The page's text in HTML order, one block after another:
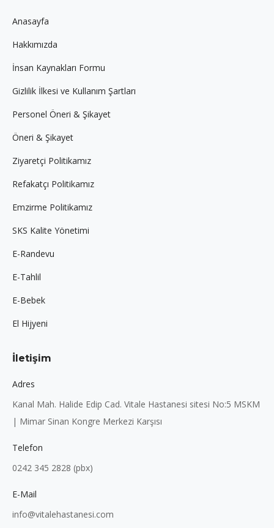
new
window
new
window
Anasayfa
Hakkımızda
İnsan Kaynakları Formu
Gizlilik İlkesi ve Kullanım Şartları
Personel Öneri & Şikayet
Öneri & Şikayet
Ziyaretçi Politikamız
Refakatçı Politikamız
Emzirme Politikamız
SKS Kalite Yönetimi
E-Randevu
E-Tahlil
E-Bebek
El Hijyeni
İletişim
Adres
Kanal Mah. Halide Edip Cad. Vitale Hastanesi sitesi No:5 MSKM
| Mimar Sinan Kongre Merkezi Karşısı
Telefon
0242 345 2828 (pbx)
E-Mail
info@vitalehastanesi.com